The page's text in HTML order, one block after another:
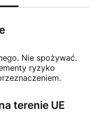
Nie spożywać.
ryzyko
terenie UE